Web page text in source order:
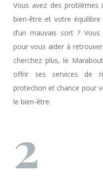
Vous avez des problèmes
bien-être et votre équilibre
d’un mauvais sort ?
pour vous aider à
cherchez plus, le
offrir ses services de
protection et chance pour
le bien-être.
2